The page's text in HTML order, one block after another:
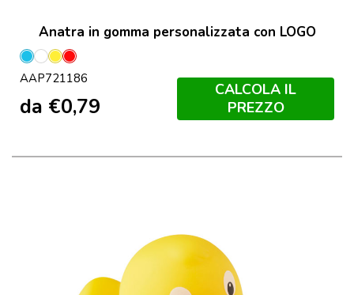
Anatra in gomma personalizzata con LOGO
Azzurro
Bianco
GialloRosso
AAP721186
da €0,79
CALCOLA IL
PREZZO